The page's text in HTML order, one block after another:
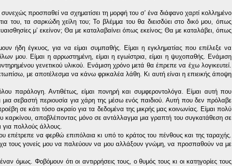
προσπαθεί να σχηματίσει τη μορφή του σ’ ένα διάφανο χαρτί κολλημένο
του, τα σαρκώδη χείλη του; Το βλέμμα του θα διεισδύει στο δικό μου, όπως
μ’ εκείνον; Θα με καταλαβαίνει όπως εκείνος; Θα με καταλάβει, όπως
ήδη έγκυος, για να είμαι συμπαθής. Είμαι η εγκληματίας που επέλεξε να
μου. Είμαι η αρρωστημένη, είμαι η εγωίστρια, είμαι η ψυχοπαθής. Ενάμιση
γενετικού υλικού. Ενάμιση χρόνο μετά θα έπρεπε να έχω λογικευτεί.
με αποτέλεσμα να κάνω φρικαλέα λάθη. Κι αυτή είναι η επιεικής άποψη
παράλογη. Αντιθέτως, είμαι πονηρή και συμφεροντολόγα. Είμαι αυτή που
μια σεβαστή περιουσία για χάρη της μέσω ενός παιδιού. Αυτή που δεν πρόλαβε
σε κάτι τόσο ακραίο για τα δεδομένα της μικρής μας κοινωνίας. Είμαι πολύ
καρκίνου, αποβλέποντας μόνο σε αντάλλαγμα μια γραπτή του συγκατάθεση σε
για πολλούς άλλους.
να φερθώ επιπόλαια κι υπό το κράτος του πένθους και της ταραχής.
τους γονείς μου να παλεύουν να μου αλλάξουν γνώμη, να προσπαθούν να με
όμως. Φοβόμουν ότι οι αντιρρήσεις τους, ο θυμός τους κι οι κατηγορίες τους